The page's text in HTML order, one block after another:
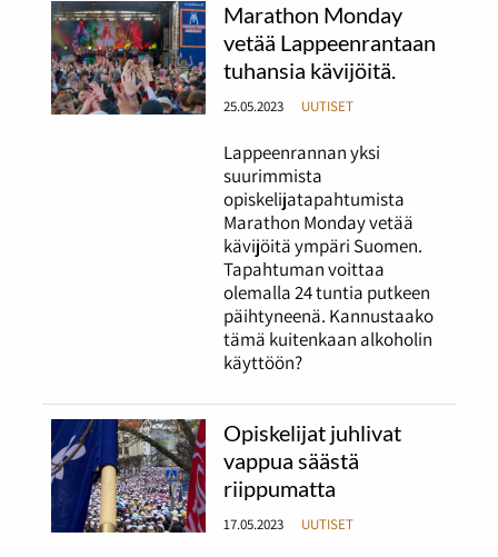
Marathon Monday
vetää Lappeenrantaan
tuhansia kävijöitä.
25.05.2023 UUTISET
Lappeenrannan yksi
suurimmista
opiskelijatapahtumista
Marathon Monday vetää
kävijöitä ympäri Suomen.
Tapahtuman voittaa
olemalla 24 tuntia putkeen
päihtyneenä. Kannustaako
tämä kuitenkaan alkoholin
käyttöön?
Opiskelijat juhlivat
vappua säästä
riippumatta
17.05.2023 UUTISET